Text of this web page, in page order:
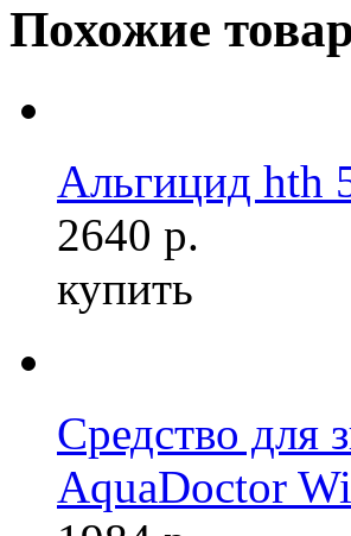
Похожие
Альгицид hth
2640 р.
купить
Средство для
AquaDoctor